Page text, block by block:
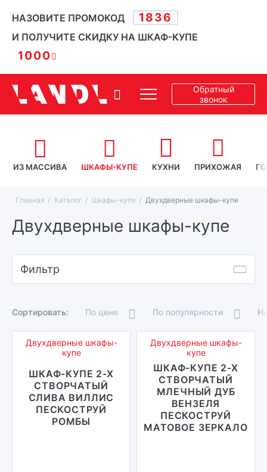
НАЗОВИТЕ ПРОМОКОД 1836
И ПОЛУЧИТЕ СКИДКУ НА ШКАФ-КУПЕ
1000
Обратный
звонок
ИЗ МАССИВА ШКАФЫ-КУПЕ КУХНИ ПРИХОЖАЯ
Главная Каталог Шкафы-купе Двухдверные шкафы-купе
Двухдверные шкафы-купе
Фильтр
Сортировать: По цене По популярности
Двухдверные шкафы-
купе
ШКАФ-КУПЕ 2-Х
СТВОРЧАТЫЙ
СЛИВА ВИЛЛИС
ПЕСКОСТРУЙ
РОМБЫ
Двухдверные шкафы-
купе
ШКАФ-КУПЕ 2-Х
СТВОРЧАТЫЙ
МЛЕЧНЫЙ ДУБ
ВЕНЗЕЛЯ
ПЕСКОСТРУЙ
МАТОВОЕ ЗЕРКАЛО